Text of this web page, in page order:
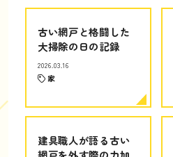
古い網戸と格闘した
大掃除の日の記録
2026.03.16
家
建具職人が語る古い